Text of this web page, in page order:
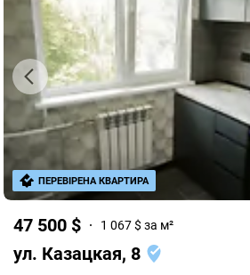
47 500 $ 1 067 $ за м²
ул. Казацкая, 8
ПЕРЕВІРЕНА КВАРТИРА